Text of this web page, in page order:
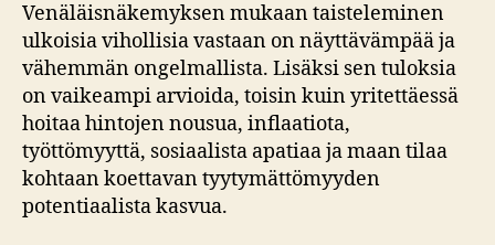
Venäläisnäkemyksen mukaan taisteleminen
ulkoisia vihollisia vastaan on näyttävämpää ja
vähemmän ongelmallista. Lisäksi sen tuloksia
on vaikeampi arvioida, toisin kuin yritettäessä
hoitaa hintojen nousua, inflaatiota,
työttömyyttä, sosiaalista apatiaa ja maan tilaa
kohtaan koettavan tyytymättömyyden
potentiaalista kasvua.